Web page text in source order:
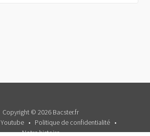
Copyright © 2026 Bacster.fr
Youtube
Politique de confidentialité
Notre histoire